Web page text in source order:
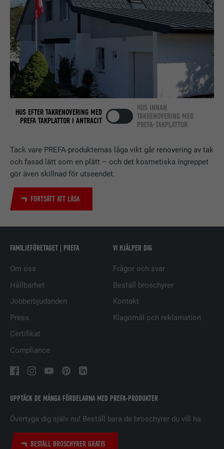
Tack vare PREFA-produkternas låga vikt går renovering av tak
och fasad lätt som en plätt – och det kosmetiska ingreppet
gör även skillnad för utseendet.
FORTSÄTT ATT LÄSA
HUS EFTER TAKRENOVERING MED
PREFA TAKPLATTOR I ANTRACIT
HUS INNAN
TAKRENOVERING MED
PREFA-TAKPLATTOR
UPPTÄCK DE MÅNGA FÖRDELARNA MED PREFA-PRODUKTER
Övertyga dig själv nu! Beställ bara de broschyrer du vill ha.
BESTÄLL BROSCHYRER GRATIS
FAMILJEFÖRETAGET | PREFA
Om oss
Hållbarhet
Jobberbjudanden
Press
Certifikat
Compliance
VI HJÄLPER DIG
Frågor och svar
Beställ broschyrer
Kontakt
Klagomål och reklamation
PROCEDUR
ÄNDAMÅL
nätverkstjänsten LinkedIn för att
spåra användningen av inbäddade
EFTERNAMN bscookie
ÄNDAMÅL
Används av den sociala
nätverkstjänsten LinkedIn för att
tjänster.
EFTERNAMN UserMatchHistory
LEVERANTÖRER
ÄNDAMÅL
Används för att spåra besökare på
flera webbplatser för att presentera
LEVERANTÖRER LinkedIn
PROCEDUR